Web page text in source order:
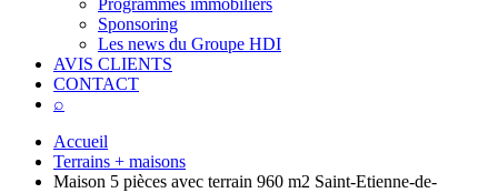
Programmes immobiliers
Sponsoring
Les news du Groupe HDI
AVIS CLIENTS
CONTACT
⌕
Accueil
Terrains + maisons
Maison 5 pièces avec terrain 960 m2 Saint-Etienne-de-